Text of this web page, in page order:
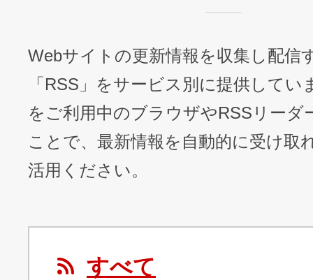
Webサイトの更新情報を収集し配信
「RSS」をサービス別に提供してい
をご利用中のブラウザやRSSリーダ
ことで、最新情報を自動的に受け取
活用ください。
すべて